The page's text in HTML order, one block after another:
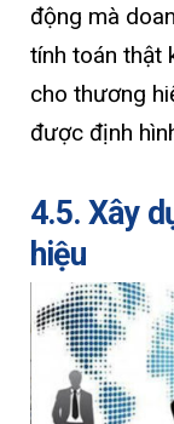
động mà
tính toán thật
cho thương
được định
4.5. Xây
hiệu